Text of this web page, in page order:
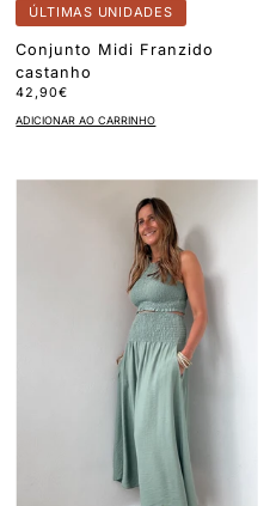
ÚLTIMAS UNIDADES
Conjunto Midi Franzido
castanho
42,90€
ADICIONAR AO CARRINHO